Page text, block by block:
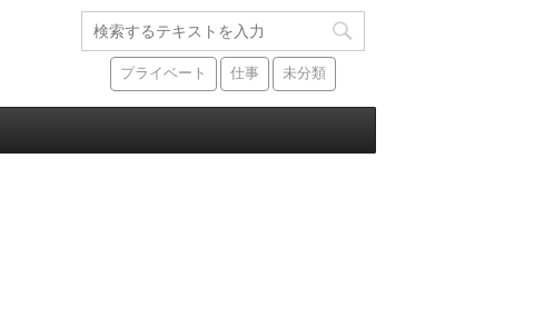
プライベート 仕事 未分類